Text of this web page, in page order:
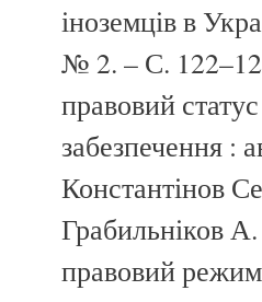
іноземців в
№ 2. – С.
правовий
забезпечення :
Константінов
Грабильніков
правовий режим